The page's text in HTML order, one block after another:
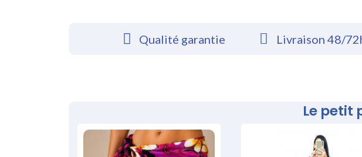
Qualité garantie Livraison 48/
Le petit